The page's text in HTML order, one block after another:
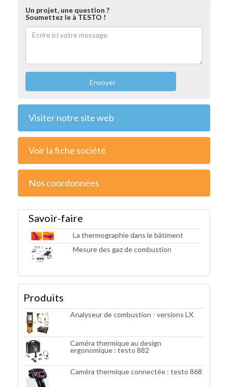
Un projet, une question ?
Soumettez le à TESTO !
Envoyer
Visiter notre site web
Voir la fiche société
Nos coordonnées
Savoir-faire
La thermographie dans le bâtiment
Mesure des gaz de combustion
Produits
Analyseur de combustion - versions LX
Caméra thermique au design
ergonomique : testo 882
Caméra thermique connectée : testo 868